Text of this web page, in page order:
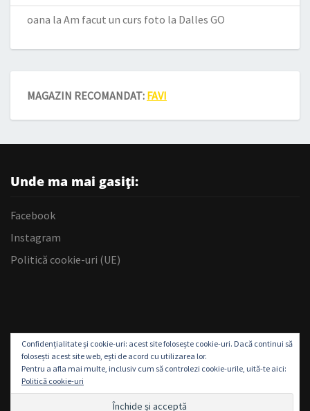
oana la Am facut un curs foto la Dalles GO
MAGAZIN RECOMANDAT: FAVI
Unde ma mai gasiți:
Facebook
Instagram
Politică cookie-uri (UE)
Confidențialitate și cookie-uri: acest site folosește cookie-uri. Dacă continui să
folosești acest site web, ești de acord cu utilizarea lor.
Pentru a afla mai multe, inclusiv cum să controlezi cookie-urile, uită-te aici:
Politică cookie-uri